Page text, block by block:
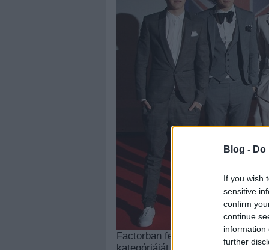
Blog -
If you wish
sensitive
confirm
continue
information
further
Factorban feltűnt fiúcsapat